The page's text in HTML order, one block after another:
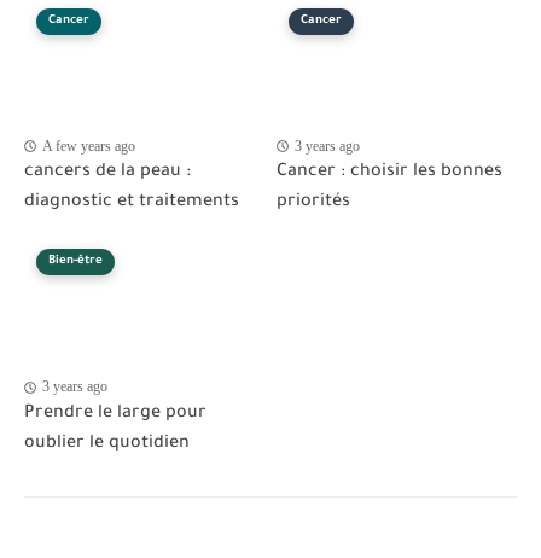
Cancer
A few years ago
cancers de la peau :
diagnostic et traitements
Cancer
3 years ago
Cancer : choisir les bonnes
priorités
Bien-être
3 years ago
Prendre le large pour
oublier le quotidien